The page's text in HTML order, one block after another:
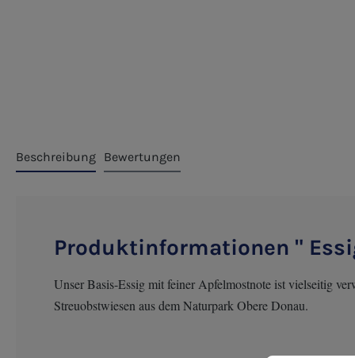
Beschreibung Bewertungen
Produktinformationen "
Unser Basis-Essig mit feiner Apfelmostnote ist vielseitig
Streuobstwiesen aus dem Naturpark Obere Donau.